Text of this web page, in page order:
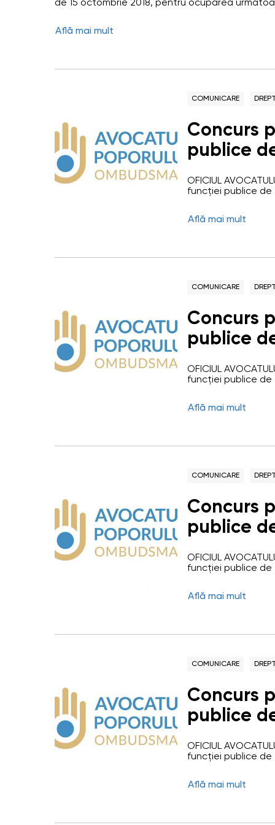
de 15 octombrie 2018, pentru ocuparea
guvernamental al funcțiilor publice:
Află mai mult
COMUNICARE
Concurs
publice
(funcția
OFICIUL
funcției publice de
care are misiunea
Află mai mult
COMUNICARE
Concurs
publice
(funcția
OFICIUL
funcției publice de
are misiunea de a
Află mai mult
COMUNICARE
Concurs
publice
(funcția
OFICIUL
funcției publice de
are misiunea de a
Află mai mult
COMUNICARE
Concurs
publice
(funcția
OFICIUL
funcției publice de
are misiunea de a
Află mai mult